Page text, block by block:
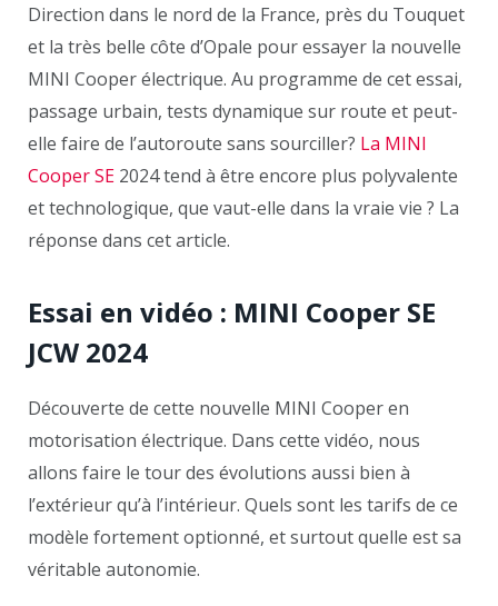
Direction dans le nord de la France, près du Touquet
et la très belle côte d’Opale pour essayer la nouvelle
MINI Cooper électrique. Au programme de cet essai,
passage urbain, tests dynamique sur route et peut-
elle faire de l’autoroute sans sourciller? La MINI
Cooper SE 2024 tend à être encore plus polyvalente
et technologique, que vaut-elle dans la vraie vie ? La
réponse dans cet article.
Essai en vidéo : MINI Cooper SE
JCW 2024
Découverte de cette nouvelle MINI Cooper en
motorisation électrique. Dans cette vidéo, nous
allons faire le tour des évolutions aussi bien à
l’extérieur qu’à l’intérieur. Quels sont les tarifs de ce
modèle fortement optionné, et surtout quelle est sa
véritable autonomie.